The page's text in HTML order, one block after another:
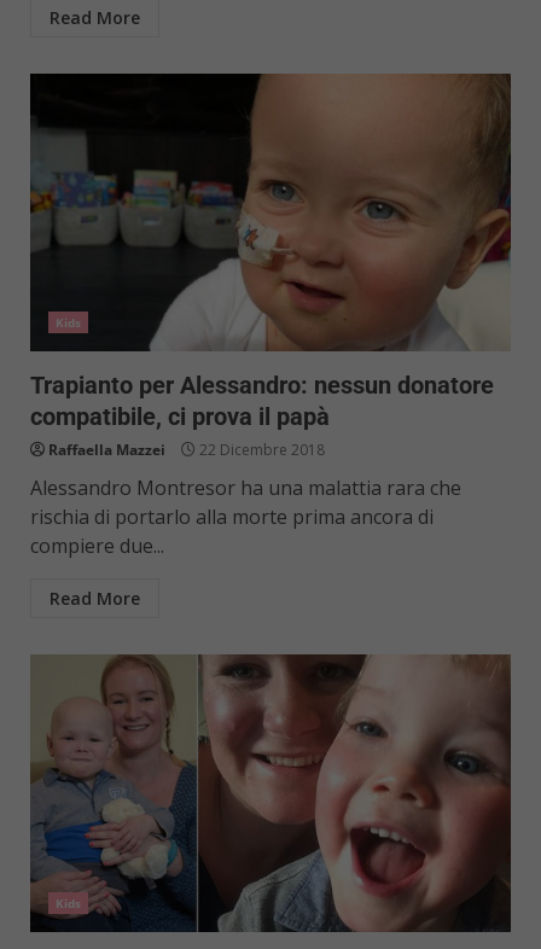
Read More
Kids
Trapianto per Alessandro: nessun donatore
compatibile, ci prova il papà
Raffaella Mazzei 22 Dicembre 2018
Alessandro Montresor ha una malattia rara che
rischia di portarlo alla morte prima ancora di
compiere due...
Read More
Kids